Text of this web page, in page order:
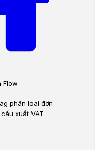
Flow
phân loại đơn
xuất VAT